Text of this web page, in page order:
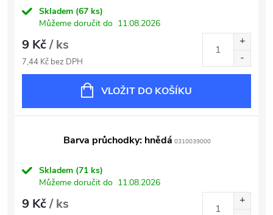
Skladem (67 ks)
Můžeme doručit do 11.08.2026
9 Kč/ ks
7,44 Kč bez DPH
VLOŽIT DO KOŠÍKU
Barva průchodky: hnědá 0310039000
Skladem (71 ks)
Můžeme doručit do 11.08.2026
9 Kč/ ks